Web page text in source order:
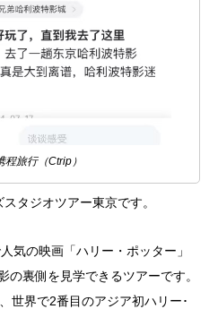
旅行（Ctrip）
タジオツアー東京です。
気の映画「ハリー・ポッター」
の裏側を見学できるツアーです。
世界で2番目のアジア初ハリー･